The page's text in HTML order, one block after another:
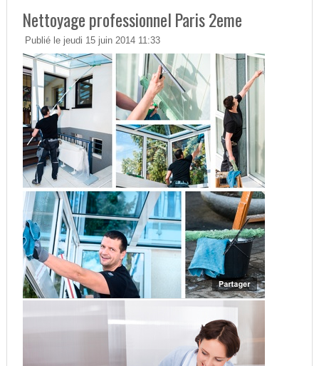
Nettoyage professionnel Paris 2eme
Publié le jeudi 15 juin 2014 11:33